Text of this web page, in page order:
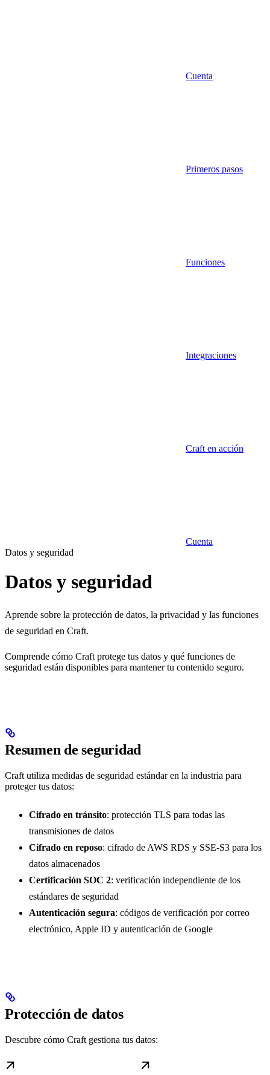
Cuenta
Primeros pasos
Funciones
Integraciones
Craft en acción
Cuenta
Datos y seguridad
Datos y seguridad
Aprende sobre la protección de datos, la privacidad y las funciones
de seguridad en Craft.
Comprende cómo Craft protege tus datos y qué funciones de
seguridad están disponibles para mantener tu contenido seguro.
Resumen de seguridad
Craft utiliza medidas de seguridad estándar en la industria para
proteger tus datos:
Cifrado en tránsito: protección TLS para todas las
transmisiones de datos
Cifrado en reposo: cifrado de AWS RDS y SSE-S3 para los
datos almacenados
Certificación SOC 2: verificación independiente de los
estándares de seguridad
Autenticación segura: códigos de verificación por correo
electrónico, Apple ID y autenticación de Google
Protección de datos
Descubre cómo Craft gestiona tus datos: